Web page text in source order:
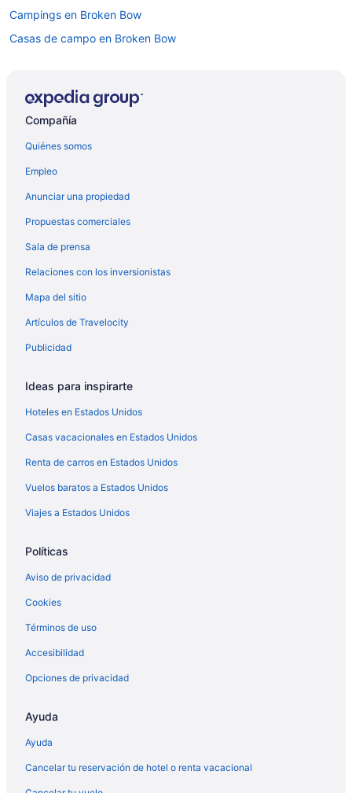
Campings en Broken Bow
Casas de campo en Broken Bow
Hoteles de ski en Broken Bow
Hoteles con hidromasaje en Broken Bow
Hoteles en Broken Bow
Lodges en Broken Bow
Villas en Broken Bow
Cabañas en Clayton
Moteles en Clayton
Hoteles en Condado de Choctaw
Hoteles en Grant
Casas vacacionales en Hochatown
Hoteles familiares en Hochatown
Hoteles en Hochatown
Cabañas en Hugo
Hoteles con casino en Hugo
Hoteles de golf en Hugo
Hoteles con hidromasaje en Hugo
Hoteles en Hugo
Cabañas en Idabel
Hoteles en Idabel
Hoteles cerca de Parque estatal Beavers Bend
Cabañas en Smithville
Hoteles en Snow
Hoteles en Soper
Cabañas en Sureste de Oklahoma
Compañía
Quiénes somos
Empleo
Anunciar una propiedad
Propuestas comerciales
Sala de prensa
Relaciones con los inversionistas
Mapa del sitio
Artículos de Travelocity
Publicidad
Ideas para inspirarte
Hoteles en Estados Unidos
Casas vacacionales en Estados Unidos
Renta de carros en Estados Unidos
Vuelos baratos a Estados Unidos
Viajes a Estados Unidos
Políticas
Aviso de privacidad
Cookies
Términos de uso
Accesibilidad
Opciones de privacidad
Ayuda
Ayuda
Cancelar tu reservación de hotel o renta vacacional